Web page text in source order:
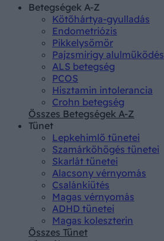
Betegségek A-Z
Kötőhártya-gyulladás
Endometriózis
Pikkelysömör
Pajzsmirigy alulműködés
ALS betegség
PCOS
Hisztamin intolerancia
Crohn betegség
Összes Betegségek A-Z
Tünet
Lepkehimlő tünetei
Szamárköhögés tünetei
Skarlát tünetei
Alacsony vérnyomás
Csalánkiütés
Magas vérnyomás
ADHD tünetei
Magas koleszterin
Összes Tünet